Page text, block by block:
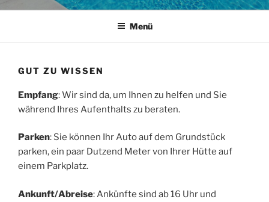
Menü
GUT ZU WISSEN
Empfang: Wir sind da, um Ihnen zu helfen und Sie
während Ihres Aufenthalts zu beraten.
Parken: Sie können Ihr Auto auf dem Grundstück
parken, ein paar Dutzend Meter von Ihrer Hütte auf
einem Parkplatz.
Ankunft/Abreise: Ankünfte sind ab 16 Uhr und